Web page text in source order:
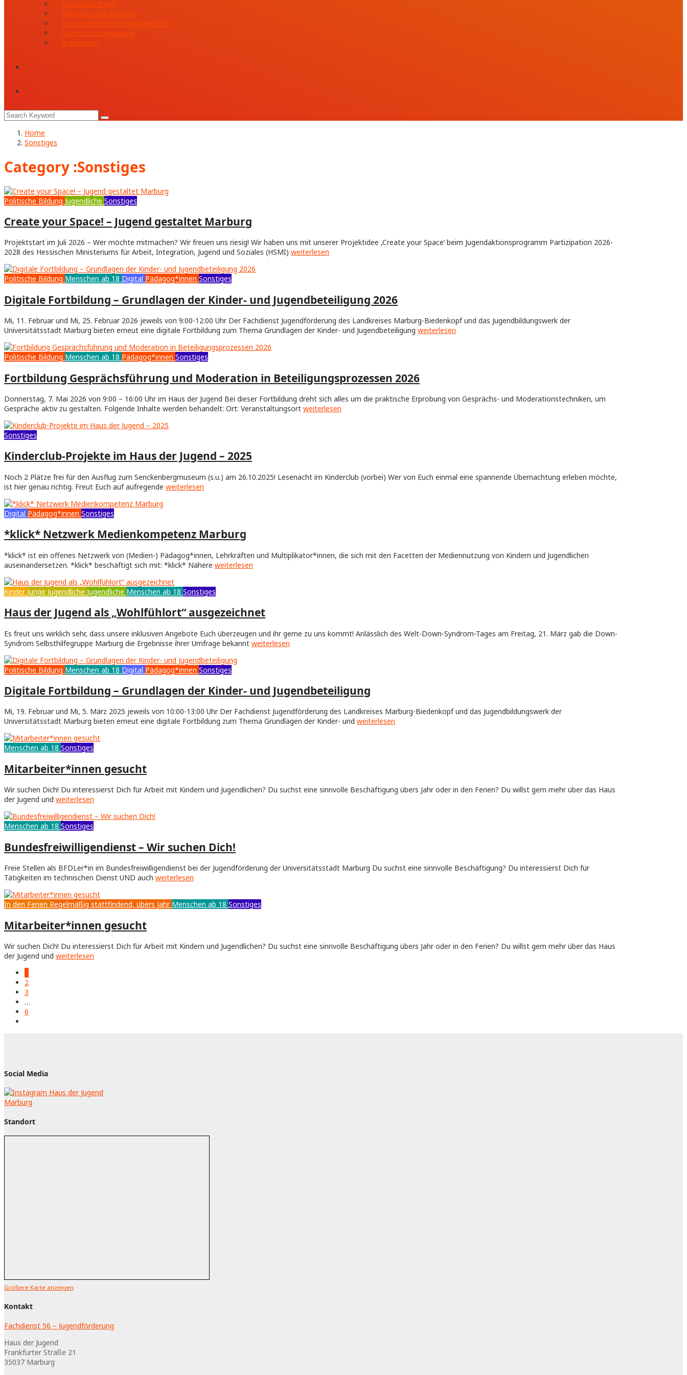
Anmeldeanfrage
Mitarbeit und Praktika
Barrierefreiheit des Webauftritts
Datenschutzerklärung
Impressum
Home
Sonstiges
Category :Sonstiges
Politische Bildung Jugendliche Sonstiges
Create your Space! – Jugend gestaltet Marburg
Projektstart im Juli 2026 – Wer möchte mitmachen? Wir freuen uns riesig! Wir haben uns mit unserer Projektidee ,Create your Space‘ beim Jugendaktionsprogramm Partizipation 2026-
2028 des Hessischen Ministeriums für Arbeit, Integration, Jugend und Soziales (HSMI) weiterlesen
Politische Bildung Menschen ab 18 Digital Pädagog*innen Sonstiges
Digitale Fortbildung – Grundlagen der Kinder- und Jugendbeteiligung 2026
Mi, 11. Februar und Mi, 25. Februar 2026 jeweils von 9:00-12:00 Uhr Der Fachdienst Jugendförderung des Landkreises Marburg-Biedenkopf und das Jugendbildungswerk der
Universitätsstadt Marburg bieten erneut eine digitale Fortbildung zum Thema Grundlagen der Kinder- und Jugendbeteiligung weiterlesen
Politische Bildung Menschen ab 18 Pädagog*innen Sonstiges
Fortbildung Gesprächsführung und Moderation in Beteiligungsprozessen 2026
Donnerstag, 7. Mai 2026 von 9:00 – 16:00 Uhr im Haus der Jugend Bei dieser Fortbildung dreht sich alles um die praktische Erprobung von Gesprächs- und Moderationstechniken, um
Gespräche aktiv zu gestalten. Folgende Inhalte werden behandelt: Ort: Veranstaltungsort weiterlesen
Sonstiges
Kinderclub-Projekte im Haus der Jugend – 2025
Noch 2 Plätze frei für den Ausflug zum Senckenbergmuseum (s.u.) am 26.10.2025! Lesenacht im Kinderclub (vorbei) Wer von Euch einmal eine spannende Übernachtung erleben möchte,
ist hier genau richtig. Freut Euch auf aufregende weiterlesen
Digital Pädagog*innen Sonstiges
*klick* Netzwerk Medienkompetenz Marburg
*klick* ist ein offenes Netzwerk von (Medien-) Pädagog*innen, Lehrkräften und Multiplikator*innen, die sich mit den Facetten der Mediennutzung von Kindern und Jugendlichen
auseinandersetzen. *klick* beschäftigt sich mit: *klick* Nähere weiterlesen
Kinder Junge Jugendliche Jugendliche Menschen ab 18 Sonstiges
Haus der Jugend als „Wohlfühlort“ ausgezeichnet
Es freut uns wirklich sehr, dass unsere inklusiven Angebote Euch überzeugen und ihr gerne zu uns kommt! Anlässlich des Welt-Down-Syndrom-Tages am Freitag, 21. März gab die Down-
Syndrom Selbsthilfegruppe Marburg die Ergebnisse ihrer Umfrage bekannt weiterlesen
Politische Bildung Menschen ab 18 Digital Pädagog*innen Sonstiges
Digitale Fortbildung – Grundlagen der Kinder- und Jugendbeteiligung
Mi, 19. Februar und Mi, 5. März 2025 jeweils von 10:00-13:00 Uhr Der Fachdienst Jugendförderung des Landkreises Marburg-Biedenkopf und das Jugendbildungswerk der
Universitätsstadt Marburg bieten erneut eine digitale Fortbildung zum Thema Grundlagen der Kinder- und weiterlesen
Menschen ab 18 Sonstiges
Mitarbeiter*innen gesucht
Wir suchen Dich! Du interessierst Dich für Arbeit mit Kindern und Jugendlichen? Du suchst eine sinnvolle Beschäftigung übers Jahr oder in den Ferien? Du willst gern mehr über das Haus
der Jugend und weiterlesen
Menschen ab 18 Sonstiges
Bundesfreiwilligendienst – Wir suchen Dich!
Freie Stellen als BFDLer*in im Bundes­freiwilligen­dienst bei der Jugendförderung der Universitätsstadt Marburg Du suchst eine sinnvolle Beschäftigung? Du interessierst Dich für
Tätigkeiten im technischen Dienst UND auch weiterlesen
In den Ferien Regelmäßig stattfindend, übers Jahr Menschen ab 18 Sonstiges
Mitarbeiter*innen gesucht
Wir suchen Dich! Du interessierst Dich für Arbeit mit Kindern und Jugendlichen? Du suchst eine sinnvolle Beschäftigung übers Jahr oder in den Ferien? Du willst gern mehr über das Haus
der Jugend und weiterlesen
2
3
…
6
Social Media
Standort
Größere Karte anzeigen
Kontakt
Fachdienst 56 – Jugendförderung
Haus der Jugend
Frankfurter Straße 21
35037 Marburg